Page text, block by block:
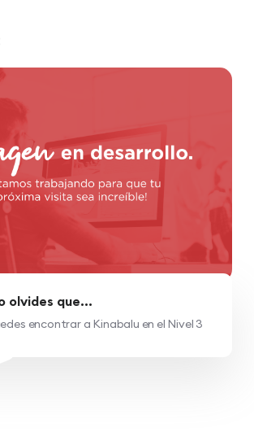
olvides que...
encontrar a Kinabalu en el Nivel 3